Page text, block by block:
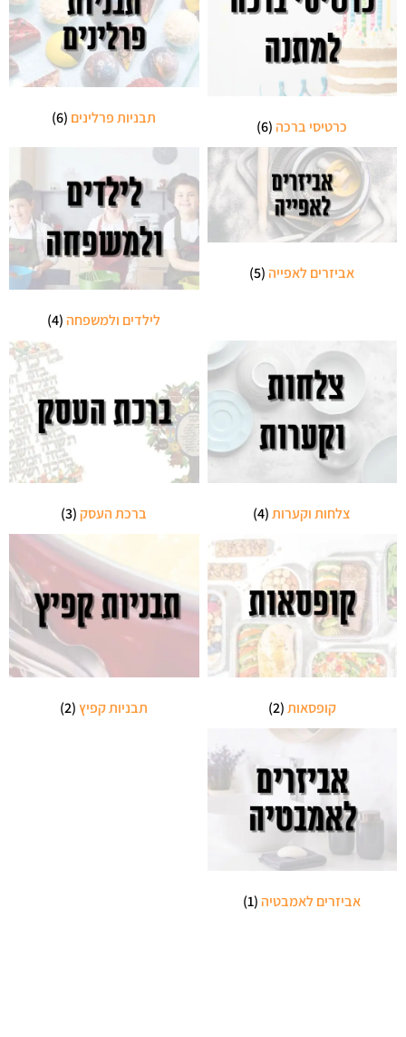
כרטיסי ברכה(6) תבניות פרלינים (6)
אביזרים לאפייה(5)
לילדים ולמשפחה(4)
צלחות וקערות(4) ברכת העסק(3)
קופסאות(2) תבניות קפיץ(2)
אביזרים לאמבטיה(1)